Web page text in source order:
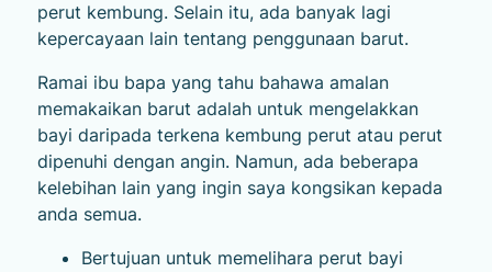
perut kembung. Selain itu, ada banyak lagi
kepercayaan lain tentang penggunaan barut.
Ramai ibu bapa yang tahu bahawa amalan
memakaikan barut adalah untuk mengelakkan
bayi daripada terkena kembung perut atau perut
dipenuhi dengan angin. Namun, ada beberapa
kelebihan lain yang ingin saya kongsikan kepada
anda semua.
Bertujuan untuk memelihara perut bayi